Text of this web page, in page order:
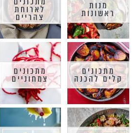
מנות
ראשונות לארוחת
צהריים
מתכונים
קלים להכנה
מתכונים
צמחוניים